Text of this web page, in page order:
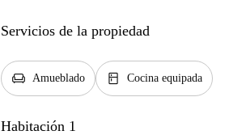
Servicios de la propiedad
chair Amueblado kitchen Cocina equipada
Habitación 1